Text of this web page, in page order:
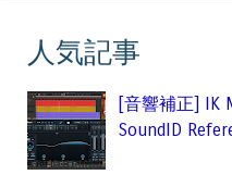
人気記事
[音響補正] IK
SoundID